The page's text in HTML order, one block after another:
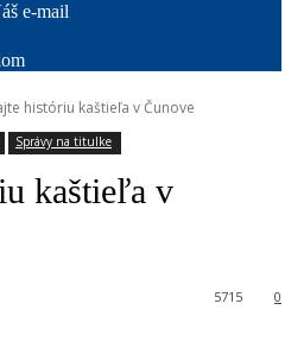
e-mail
históriu kaštieľa v Čunove
Správy na titulke
kaštieľa v
0
5715